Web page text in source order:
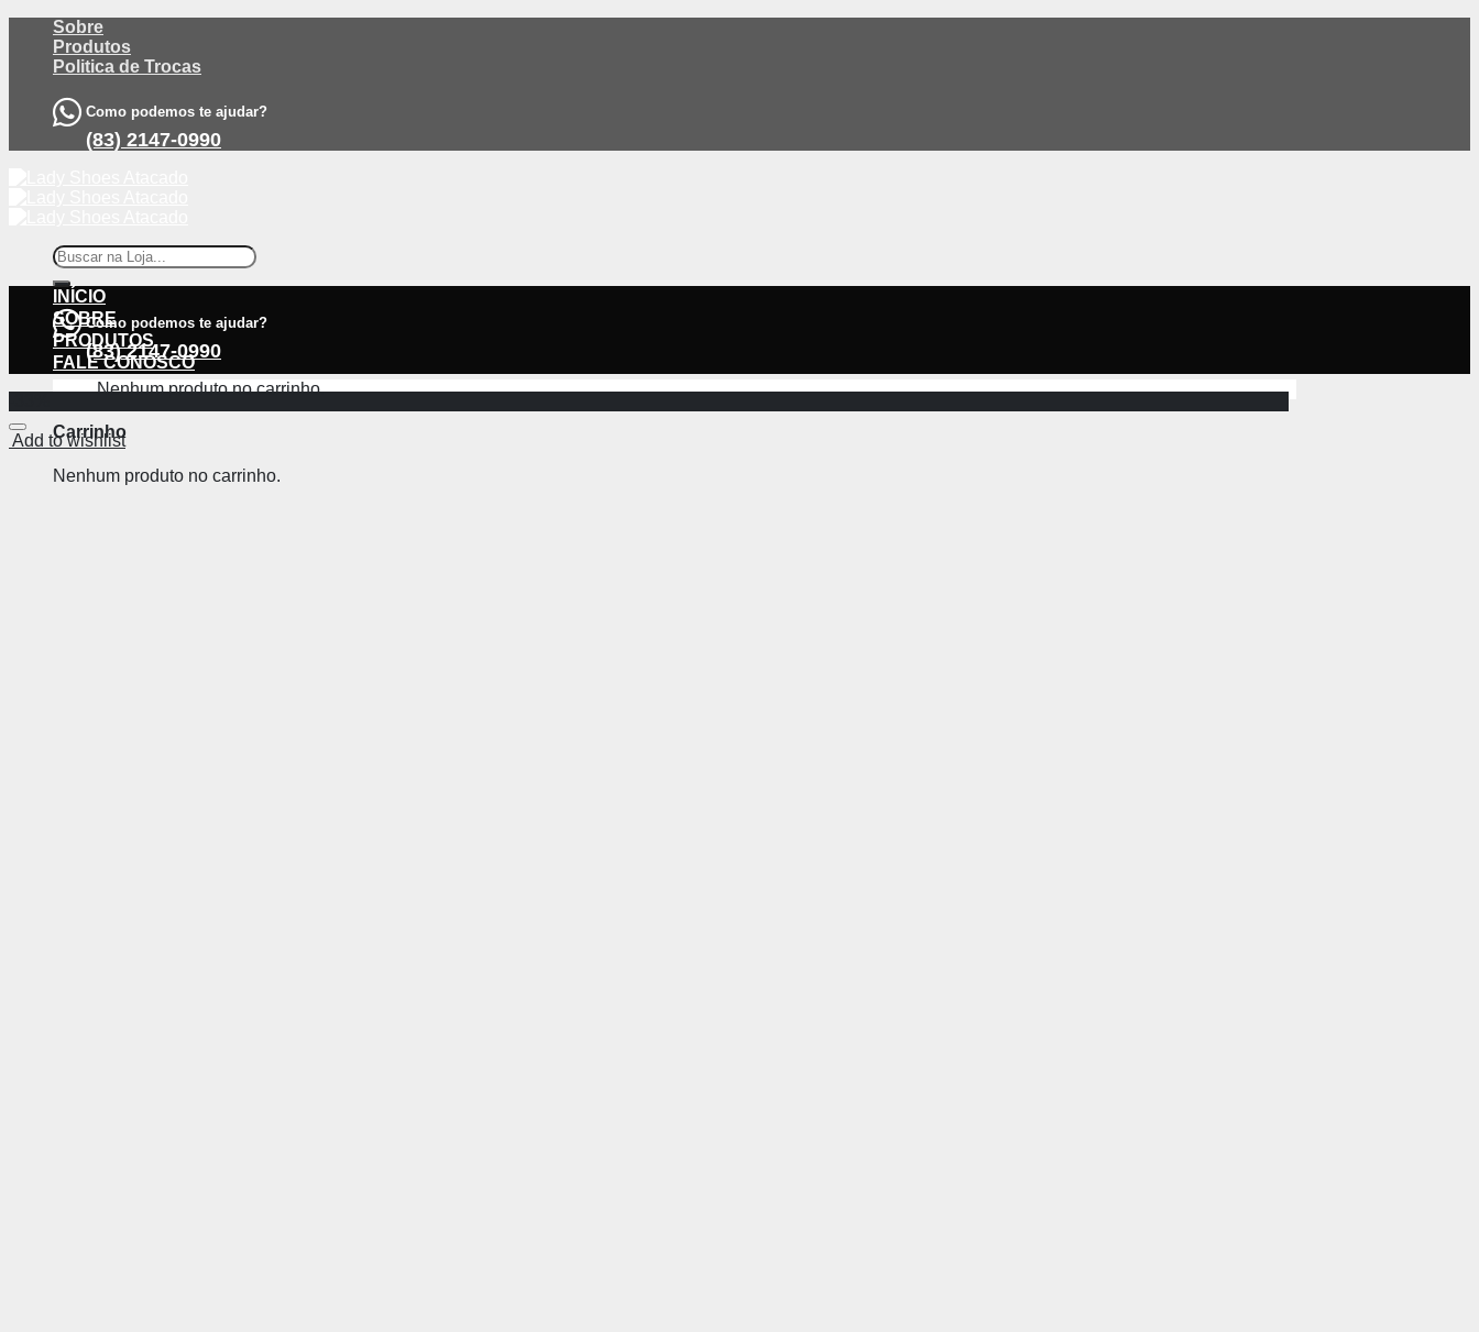
content
Sobre
Produtos
Politica de Trocas
Como podemos te ajudar?
(83) 2147-0990
Pesquisar
por:
Como podemos te ajudar?
(83) 2147-0990
Nenhum produto no carrinho.
Carrinho
Nenhum produto no carrinho.
INÍCIO
SOBRE
PRODUTOS
FALE CONOSCO
Add to wishlist